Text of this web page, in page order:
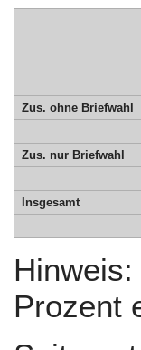
Zus. ohne Briefwahl
Zus. nur Briefwahl
Insgesamt
Prozent